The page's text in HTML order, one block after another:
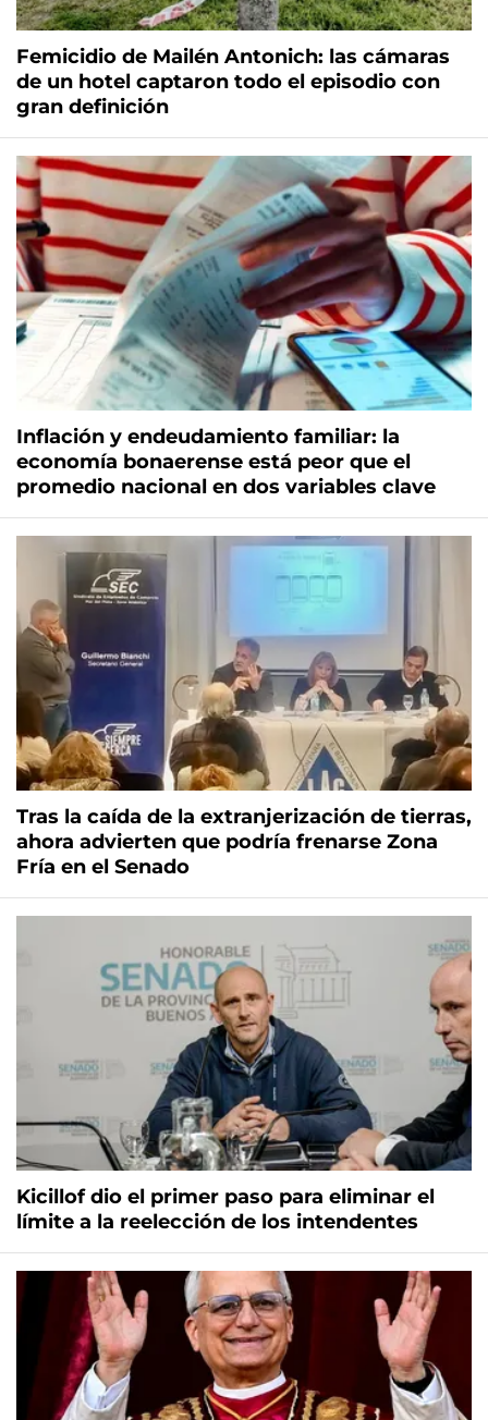
Femicidio de Mailén Antonich: las cámaras
de un hotel captaron todo el episodio con
gran definición
Inflación y endeudamiento familiar: la
economía bonaerense está peor que el
promedio nacional en dos variables clave
Tras la caída de la extranjerización de tierras,
ahora advierten que podría frenarse Zona
Fría en el Senado
Kicillof dio el primer paso para eliminar el
límite a la reelección de los intendentes